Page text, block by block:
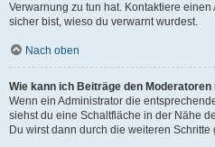
Verwarnung zu tun hat. Kontaktiere
sicher bist, wieso du verwarnt wurdest.
Nach oben
Wie kann ich Beiträge den Moderatoren
Wenn ein Administrator die
siehst du eine Schaltfläche in der Nähe
Du wirst dann durch die weiteren Schritte